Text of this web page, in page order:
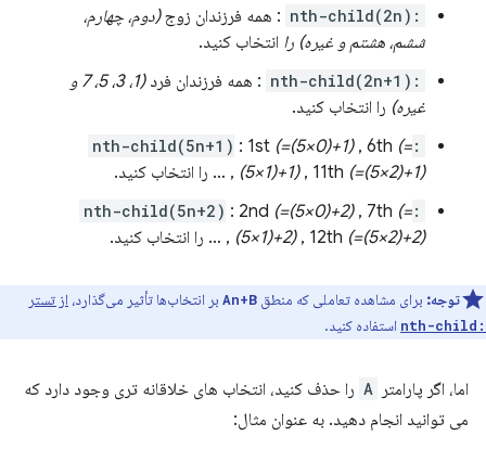
:nth-child(2n) : همه فرزندان زوج(دوم، چهارم،
ششم، هشتم و غیره) را انتخاب کنید.
:nth-child(2n+1) : همه فرزندان فرد
(1، 3، 5، 7 و
غیره) را انتخاب کنید.
:nth-child(5n+1)
: 1st (=(5×0)+1), 6th (=
(5×1)+1), 11th (=(5×2)+1) , … را انتخاب کنید.
:nth-child(5n+2)
: 2nd (=(5×0)+2), 7th (=
(5×1)+2), 12th (=(5×2)+2) , … را انتخاب کنید.
توجه: برای مشاهده تعاملی که منطق An+B بر انتخاب‌ها تأثیر می‌گذارد، از تستر
:nth-child استفاده کنید.
اما، اگر پارامتر A را حذف کنید، انتخاب های خلاقانه تری وجود دارد که
می توانید انجام دهید. به عنوان مثال: